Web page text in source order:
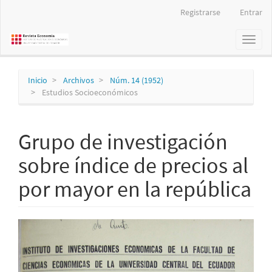
principal
Registrarse Entrar
Toggle
Inicio Archivos
Núm. 14 (1952)
Estudios Socioeconómicos
Grupo de investigación
sobre índice de precios al
por mayor en la república
Barra
lateral